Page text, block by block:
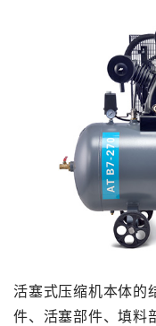
活塞式压缩机本体的
件、活塞部件、填料